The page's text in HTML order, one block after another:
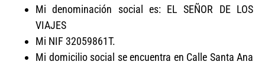
Mi denominación social es: EL SEÑOR DE LOS
VIAJES
Mi NIF 32059861T.
Mi domicilio social se encuentra en Calle Santa Ana